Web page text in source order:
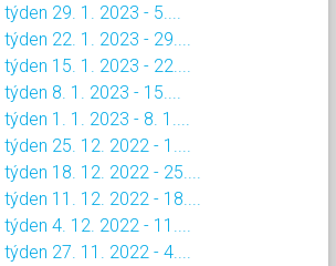
29. 1. 2023 - 5....
22. 1. 2023 - 29....
15. 1. 2023 - 22....
8. 1. 2023 - 15....
1. 1. 2023 - 8. 1....
25. 12. 2022 - 1....
18. 12. 2022 - 25....
11. 12. 2022 - 18....
4. 12. 2022 - 11....
27. 11. 2022 - 4....